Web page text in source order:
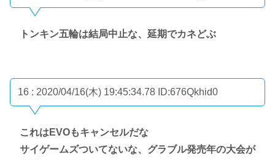
トンキン五輪は結局中止な、延期でカネどぶ
16 : 2020/04/16(木) 19:45:34.78 ID:676Qkhid0
これはEVOもキャンセルだな
サイゲームズついてないな、グラブル発売年の大会が